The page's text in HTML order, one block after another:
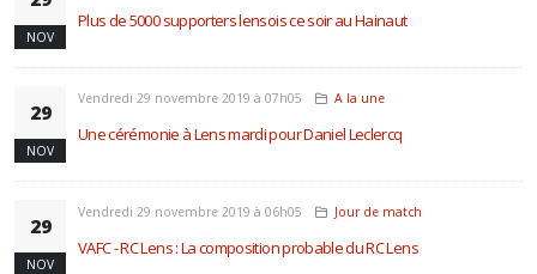
NOV
Plus de 5000 supporters lensois ce soir au Hainaut
29
NOV
Vendredi 29 novembre 2019 à 07h05 A la une
Une cérémonie à Lens mardi pour Daniel Leclercq
29
NOV
Vendredi 29 novembre 2019 à 06h05 Jour de match
VAFC - RC Lens : La composition probable du RC Lens